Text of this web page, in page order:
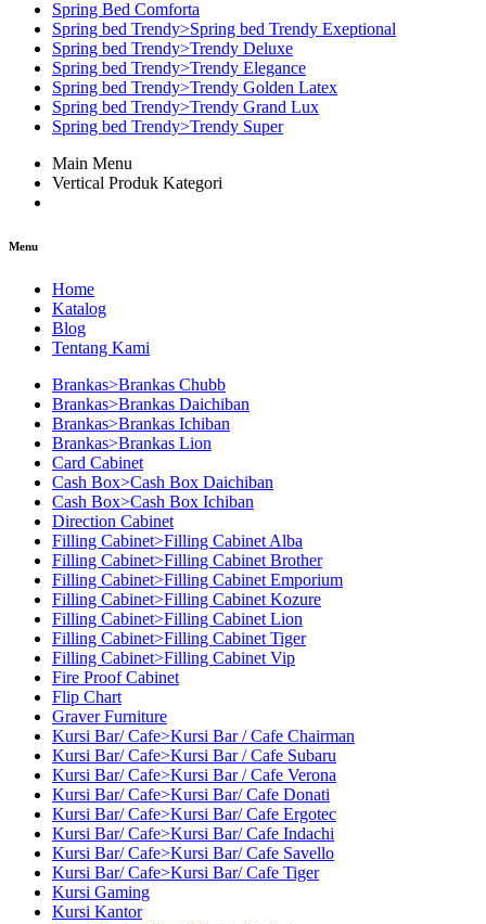
Spring Bed Comforta
Spring bed Trendy>Spring bed Trendy Exeptional
Spring bed Trendy>Trendy Deluxe
Spring bed Trendy>Trendy Elegance
Spring bed Trendy>Trendy Golden Latex
Spring bed Trendy>Trendy Grand Lux
Spring bed Trendy>Trendy Super
Main Menu
Vertical Produk Kategori
Menu
Home
Katalog
Blog
Tentang Kami
Brankas>Brankas Chubb
Brankas>Brankas Daichiban
Brankas>Brankas Ichiban
Brankas>Brankas Lion
Card Cabinet
Cash Box>Cash Box Daichiban
Cash Box>Cash Box Ichiban
Direction Cabinet
Filling Cabinet>Filling Cabinet Alba
Filling Cabinet>Filling Cabinet Brother
Filling Cabinet>Filling Cabinet Emporium
Filling Cabinet>Filling Cabinet Kozure
Filling Cabinet>Filling Cabinet Lion
Filling Cabinet>Filling Cabinet Tiger
Filling Cabinet>Filling Cabinet Vip
Fire Proof Cabinet
Flip Chart
Graver Furniture
Kursi Bar/ Cafe>Kursi Bar / Cafe Chairman
Kursi Bar/ Cafe>Kursi Bar / Cafe Subaru
Kursi Bar/ Cafe>Kursi Bar / Cafe Verona
Kursi Bar/ Cafe>Kursi Bar/ Cafe Donati
Kursi Bar/ Cafe>Kursi Bar/ Cafe Ergotec
Kursi Bar/ Cafe>Kursi Bar/ Cafe Indachi
Kursi Bar/ Cafe>Kursi Bar/ Cafe Savello
Kursi Bar/ Cafe>Kursi Bar/ Cafe Tiger
Kursi Gaming
Kursi Kantor